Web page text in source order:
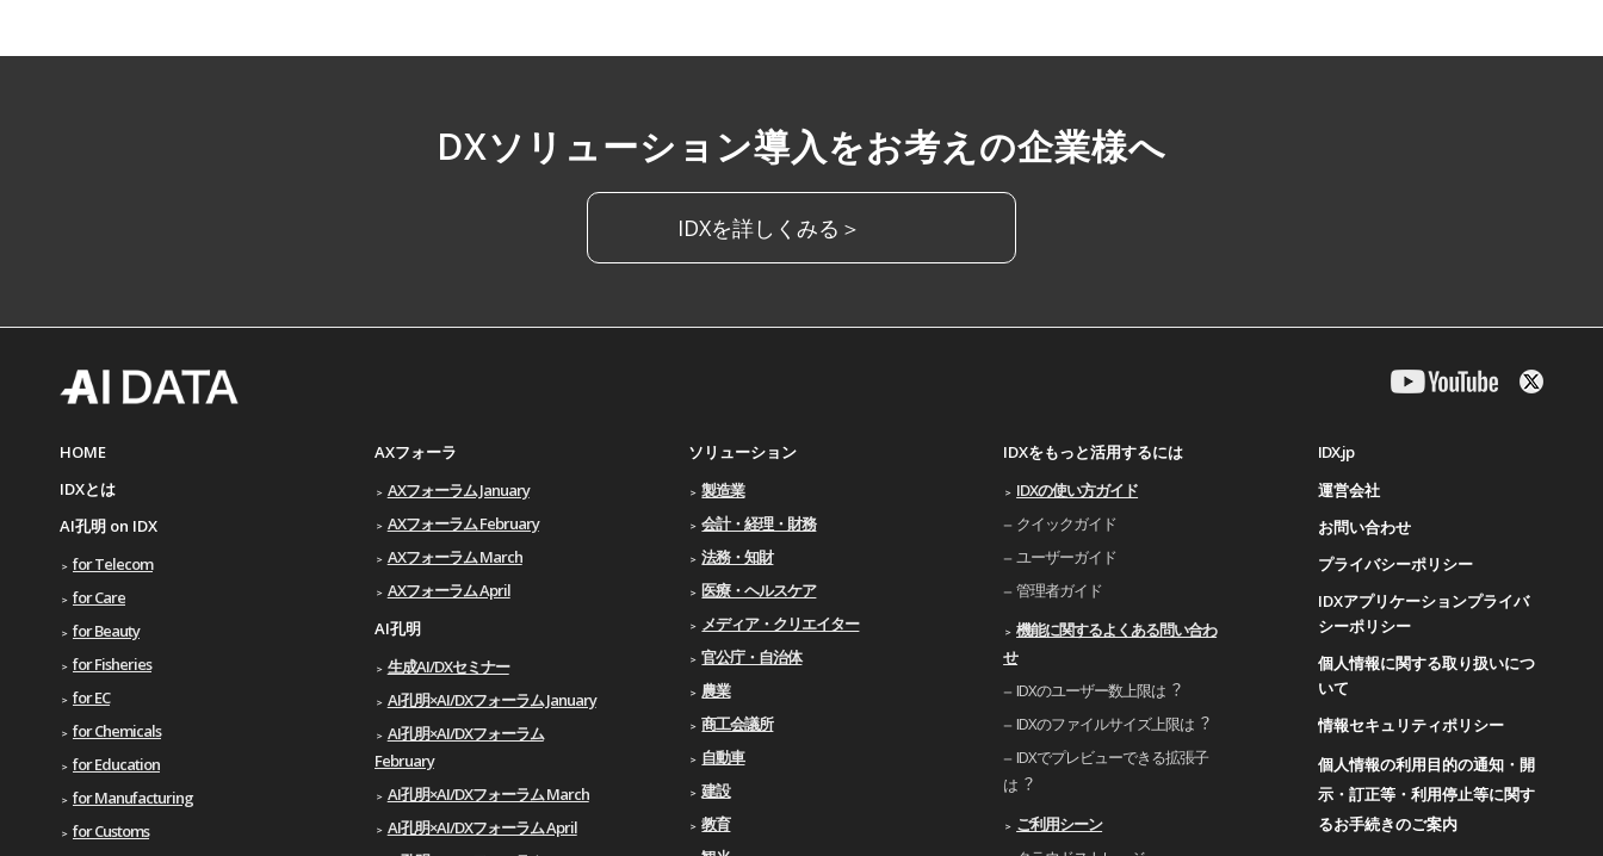
DXソリューション導入をお考えの企業様へ
IDXを詳しくみる＞
HOME
IDXとは
AI孔明 on IDX
for Telecom
for Care
for Beauty
for Fisheries
for EC
for Chemicals
for Education
for Manufacturing
for Customs
AXフォーラ
AXフォーラム January
AXフォーラム February
AXフォーラム March
AXフォーラム April
AI孔明
生成AI/DXセミナー
AI孔明×AI/DXフォーラム January
AI孔明×AI/DXフォーラム
February
AI孔明×AI/DXフォーラム March
AI孔明×AI/DXフォーラム April
ソリューション
製造業
会計・経理・財務
法務・知財
医療・ヘルスケア
メディア・クリエイター
官公庁・自治体
農業
商工会議所
自動車
建設
教育
IDXをもっと活用するには
IDXの使い⽅ガイド
クイックガイド
ユーザーガイド
管理者ガイド
機能に関するよくある問い合わ
せ
IDXのユーザー数上限は︖
IDXのファイルサイズ上限は︖
IDXでプレビューできる拡張⼦
は︖
ご利⽤シーン
IDX.jp
運営会社
お問い合わせ
プライバシーポリシー
IDXアプリケーションプライバ
シーポリシー
個人情報に関する取り扱いにつ
いて
情報セキュリティポリシー
個人情報の利用目的の通知・開
示・訂正等・利用停止等に関す
るお手続きのご案内